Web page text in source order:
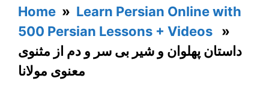
Home » Learn Persian Online with
500 Persian Lessons + Videos »
داستان پهلوان و شیر بی سر و دم از مثنوی
معنوی مولانا